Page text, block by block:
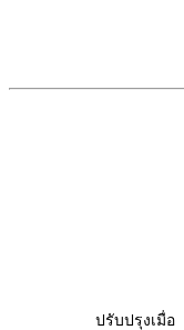
ปรับปรุงเมื่อ